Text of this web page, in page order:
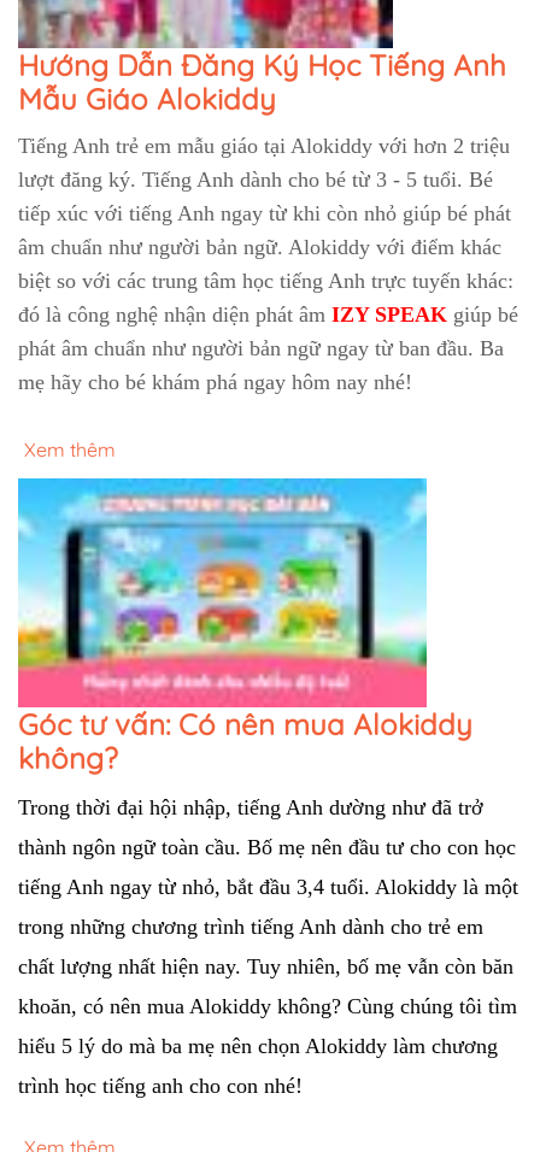
Hướng Dẫn Đăng Ký Học Tiếng Anh
Mẫu Giáo Alokiddy
Tiếng Anh trẻ em mẫu giáo tại Alokiddy với hơn 2 triệu
lượt đăng ký. Tiếng Anh dành cho bé từ 3 - 5 tuổi. Bé
tiếp xúc với tiếng Anh ngay từ khi còn nhỏ giúp bé phát
âm chuẩn như người bản ngữ. Alokiddy với điểm khác
biệt so với các trung tâm học tiếng Anh trực tuyến khác:
đó là công nghệ nhận diện phát âm IZY SPEAK giúp bé
phát âm chuẩn như người bản ngữ ngay từ ban đầu. Ba
mẹ hãy cho bé khám phá ngay hôm nay nhé!
Xem thêm
Góc tư vấn: Có nên mua Alokiddy
không?
Trong thời đại hội nhập, tiếng Anh dường như đã trở
thành ngôn ngữ toàn cầu. Bố mẹ nên đầu tư cho con học
tiếng Anh ngay từ nhỏ, bắt đầu 3,4 tuổi. Alokiddy là một
trong những chương trình tiếng Anh dành cho trẻ em
chất lượng nhất hiện nay. Tuy nhiên, bố mẹ vẫn còn băn
khoăn, có nên mua Alokiddy không? Cùng chúng tôi tìm
hiểu 5 lý do mà ba mẹ nên chọn Alokiddy làm chương
trình học tiếng anh cho con nhé!
Xem thêm